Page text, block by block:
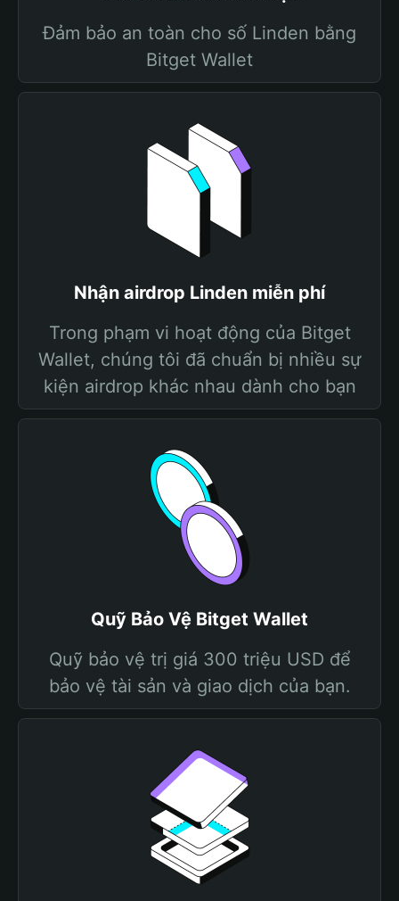
Đảm bảo an toàn cho số Linden bằng
Bitget Wallet
Nhận airdrop Linden miễn phí
Trong phạm vi hoạt động của Bitget
Wallet, chúng tôi đã chuẩn bị nhiều sự
kiện airdrop khác nhau dành cho bạn
Quỹ Bảo Vệ Bitget Wallet
Quỹ bảo vệ trị giá 300 triệu USD để
bảo vệ tài sản và giao dịch của bạn.